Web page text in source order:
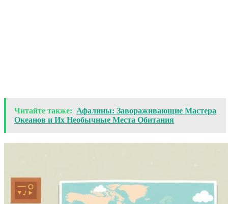
Читайте также: Афалины: Завораживающие Мастера
Океанов и Их Необычные Места Обитания